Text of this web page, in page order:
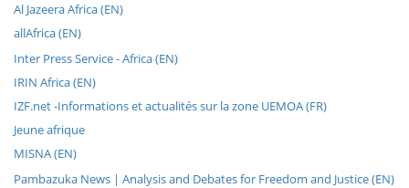
Al Jazeera Africa (EN)
allAfrica (EN)
Inter Press Service - Africa (EN)
IRIN Africa (EN)
IZF.net -Informations et actualités sur la zone UEMOA (FR)
Jeune afrique
MISNA (EN)
Pambazuka News | Analysis and Debates for Freedom and Justice (EN)